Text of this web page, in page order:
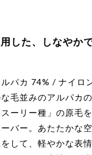
した、しなやか
パカ 74% / ナイロ
毛並みのアルパカ
ーリー種」の原毛
バー。あたたかな
して、軽やかな表